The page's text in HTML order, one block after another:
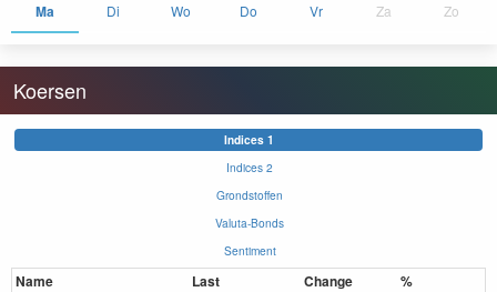
Ma Di Wo Do Vr Za Zo
Koersen
Indices 1
Indices 2
Grondstoffen
Valuta-Bonds
Sentiment
Name Last Change
%